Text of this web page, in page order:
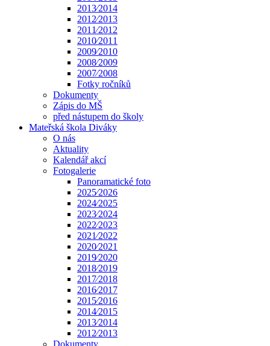
2013⁄2014
2012⁄2013
2011⁄2012
2010⁄2011
2009⁄2010
2008⁄2009
2007⁄2008
Fotky ročníků
Dokumenty
Zápis do MŠ
před nástupem do školy
Mateřská škola Diváky
O nás
Aktuality
Kalendář akcí
Fotogalerie
Panoramatické foto
2025⁄2026
2024⁄2025
2023⁄2024
2022⁄2023
2021⁄2022
2020⁄2021
2019⁄2020
2018⁄2019
2017⁄2018
2016⁄2017
2015⁄2016
2014⁄2015
2013⁄2014
2012⁄2013
Dokumenty